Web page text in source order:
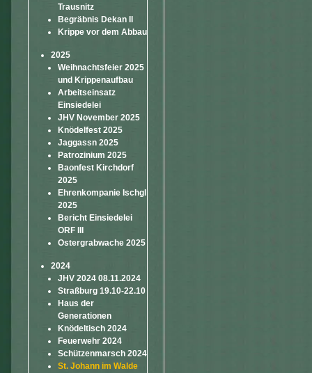
Trausnitz
Begräbnis Dekan II
Krippe vor dem Abbau
2025
Weihnachtsfeier 2025
und Krippenaufbau
Arbeitseinsatz
Einsiedelei
JHV November 2025
Knödelfest 2025
Jaggassn 2025
Patrozinium 2025
Baonfest Kirchdorf
2025
Ehrenkompanie Ischgl
2025
Bericht Einsiedelei
ORF III
Ostergrabwache 2025
2024
JHV 2024 08.11.2024
Straßburg 19.10-22.10
Haus der
Generationen
Knödeltisch 2024
Feuerwehr 2024
Schützenmarsch 2024
St. Johann im Walde